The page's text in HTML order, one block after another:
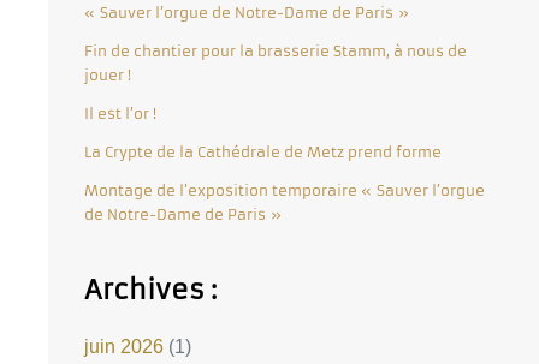
« Sauver l’orgue de Notre-Dame de Paris »
Fin de chantier pour la brasserie Stamm, à nous de
jouer !
Il est l’or !
La Crypte de la Cathédrale de Metz prend forme
Montage de l’exposition temporaire « Sauver l’orgue
de Notre-Dame de Paris »
Archives :
juin 2026 (1)